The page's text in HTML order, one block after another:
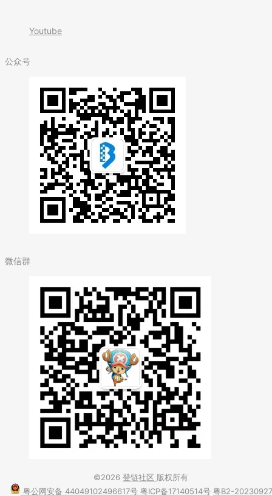
Youtube
公众号
微信群
©2026 登链社区 版权所有
粤公网安备 44049102496617号 粤ICP备17140514号 粤B2-20230927